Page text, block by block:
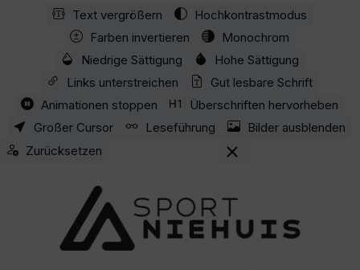
Zum Hauptinhalt springen
Text vergrößern
Hochkontrastmodus
Farben invertieren
Monochrom
Niedrige Sättigung
Hohe Sättigung
Links unterstreichen
Gut lesbare Schrift
Animationen stoppen
Überschriften hervorheben
Großer Cursor
Leseführung
Bilder ausblenden
Zurücksetzen